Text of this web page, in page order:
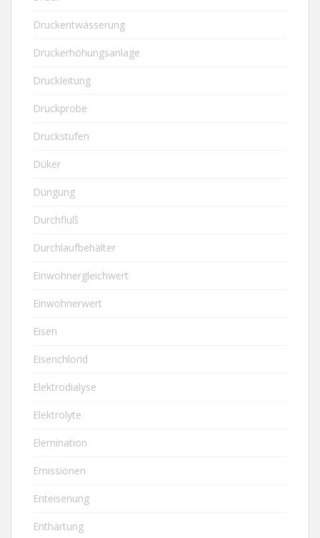
Druckentwässerung
Druckerhöhungsanlage
Druckleitung
Druckprobe
Druckstufen
Düker
Düngung
Durchfluß
Durchlaufbehälter
Einwohnergleichwert
Einwohnerwert
Eisen
Eisenchlorid
Elektrodialyse
Elektrolyte
Elemination
Emissionen
Enteisenung
Enthärtung